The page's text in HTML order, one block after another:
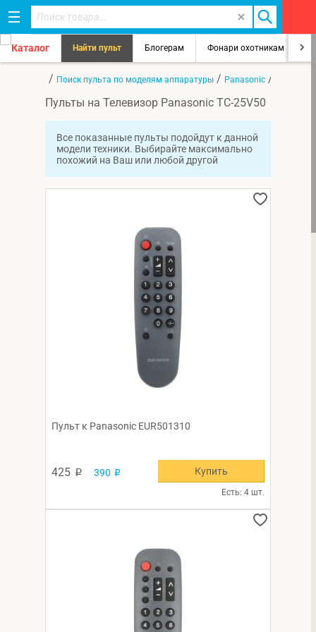
Каталог Найти пульт Блогерам Фонари охотникам
/ Поиск пульта по моделям аппаратуры / Panasonic /
Пульты на Телевизор Panasonic TC-25V50
Все показанные пульты подойдут к данной
модели техники. Выбирайте максимально
похожий на Ваш или любой другой
Пульт к Panasonic EUR501310
425 p 390 p
Есть: 4 шт.
Купить